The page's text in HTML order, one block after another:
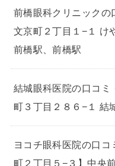
前橋眼科クリニックの
文京町２丁目１−１ け
前橋駅、前橋駅
結城眼科医院の口コミ
町３丁目２８６−１ 結
ヨコチ眼科医院の口
町２丁目５−３】中央